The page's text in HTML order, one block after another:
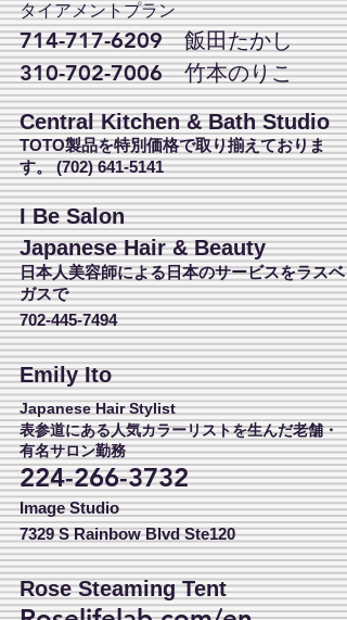
タイアメントプラン
714-717-6209飯田たかし
310-702-7006竹本のりこ
Central Kitchen & Bath Studio
TOTO製品を特別価格で取り揃えておりま
す。(702) 641-5141
I Be Salon
Japanese Hair & Beauty
日本人美容師による日本のサービスをラスベ
ガスで
702-445-7494
Emily Ito
Japanese Hair Stylist
表参道にある人気カラーリストを生んだ老舗・
有名サロン勤務
224-266-3732
Image Studio
7329 S Rainbow Blvd Ste120
RoseSteaming Tent